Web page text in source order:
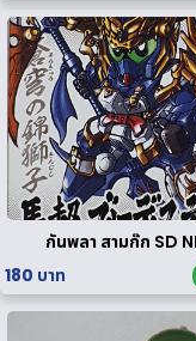
กันพลา สามก๊ก SD
180 บาท